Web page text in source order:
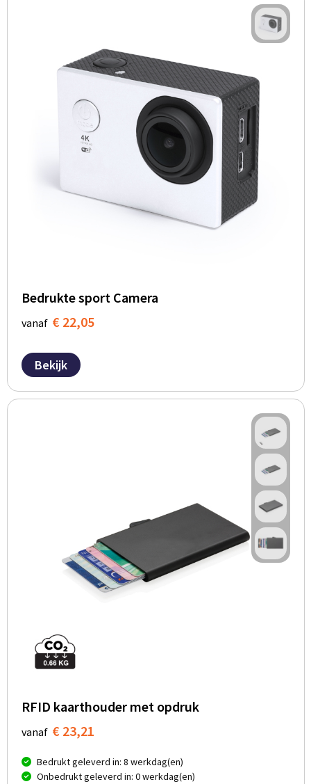
Bedrukte sport Camera
vanaf € 22,05
Bekijk
RFID kaarthouder met opdruk
vanaf € 23,21
Bedrukt geleverd in: 8 werkdag(en)
Onbedrukt geleverd in: 0 werkdag(en)